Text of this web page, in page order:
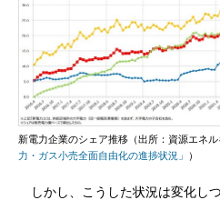
新電力企業のシェア推移（出所：資源エネル
力・ガス小売全面自由化の進捗状況」 ）
しかし、こうした状況は変化し